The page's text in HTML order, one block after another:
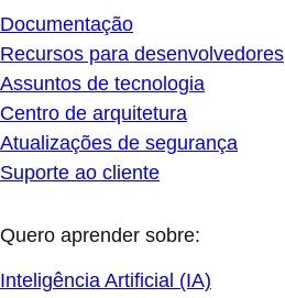
Documentação
Recursos para desenvolvedores
Assuntos de tecnologia
Centro de arquitetura
Atualizações de segurança
Suporte ao cliente
Quero aprender sobre:
Inteligência Artificial (IA)